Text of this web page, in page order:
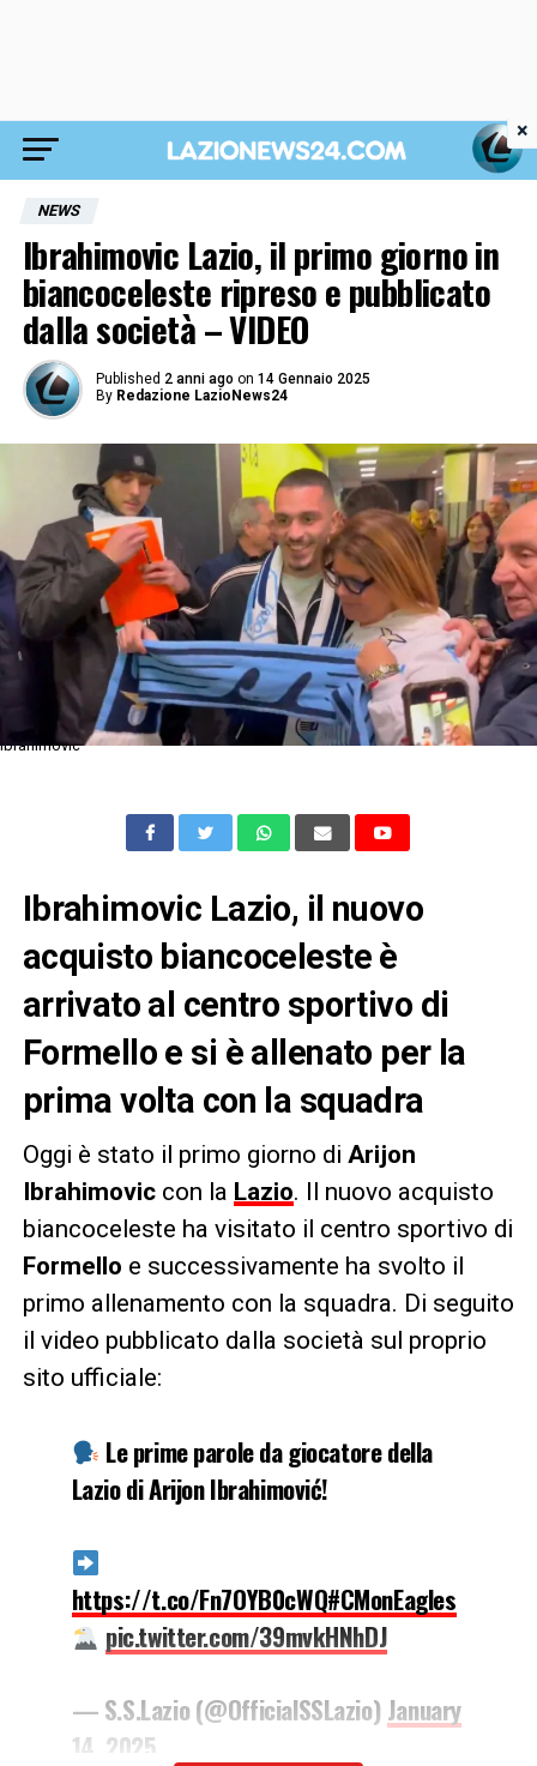
NEWS
Ibrahimovic Lazio, il primo giorno in
biancoceleste ripreso e pubblicato
dalla società – VIDEO
Published 2 anni ago on 14 Gennaio 2025
By Redazione LazioNews24
Ibrahimovic
Ibrahimovic Lazio, il nuovo
acquisto biancoceleste è
arrivato al centro sportivo di
Formello e si è allenato per la
prima volta con la squadra
Oggi è stato il primo giorno di Arijon
Ibrahimoviccon la Lazio. Il nuovo acquisto
biancoceleste ha visitato il centro sportivo di
Formello e successivamente ha svolto il
primo allenamento con la squadra. Di seguito
il video pubblicato dalla società sul proprio
sito ufficiale:
Le prime parole da giocatore della
Lazio di Arijon Ibrahimović!
https://t.co/Fn7OYB0cWQ#CMonEagles
pic.twitter.com/39mvkHNhDJ
— S.S.Lazio (@OfficialSSLazio) January
14, 2025
×